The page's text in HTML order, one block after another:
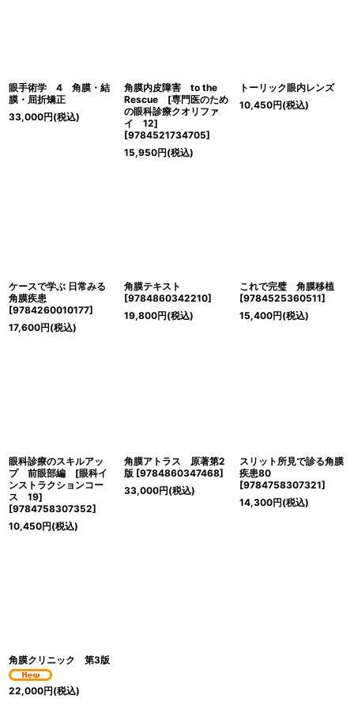
眼手術学 4 角膜・結
膜・屈折矯正
33,000円(税込)
角膜内皮障害 to the
Rescue [専門医のため
の眼科診療クオリファ
イ 12]
[9784521734705]
15,950円(税込)
トーリック眼内レンズ
10,450円(税込)
ケースで学ぶ 日常みる
角膜疾患
[9784260010177]
17,600円(税込)
角膜テキスト
[9784860342210]
19,800円(税込)
これで完璧 角膜移植
[9784525360511]
15,400円(税込)
眼科診療のスキルアッ
プ 前眼部編 [眼科イ
ンストラクションコー
ス 19]
[9784758307352]
10,450円(税込)
角膜アトラス 原著第2
版 [9784860347468]
33,000円(税込)
スリット所見で診る角膜
疾患80
[9784758307321]
14,300円(税込)
角膜クリニック 第3版
22,000円(税込)